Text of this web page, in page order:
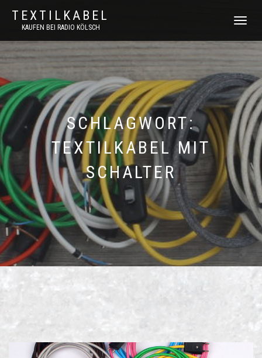
TEXTILKABEL
KAUFEN BEI RADIO KÖLSCH
SCHLAGWORT:
TEXTILKABEL MIT
SCHALTER